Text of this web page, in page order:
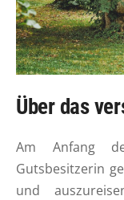
Über das
Am Anfang
Gutsbesitzerin
und